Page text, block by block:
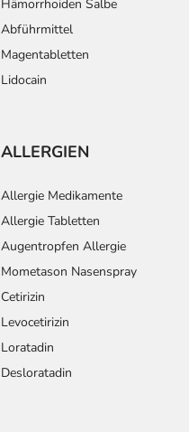
Hämorrhoiden Salbe
Abführmittel
Magentabletten
Lidocain
ALLERGIEN
Allergie Medikamente
Allergie Tabletten
Augentropfen Allergie
Mometason Nasenspray
Cetirizin
Levocetirizin
Loratadin
Desloratadin